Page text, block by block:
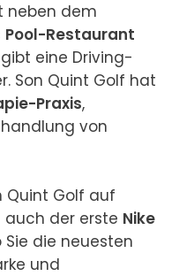
neben dem
Pool-Restaurant
eine Driving-
Son Quint Golf hat
Praxis,
von
der erste Nike
Sie die neuesten
und